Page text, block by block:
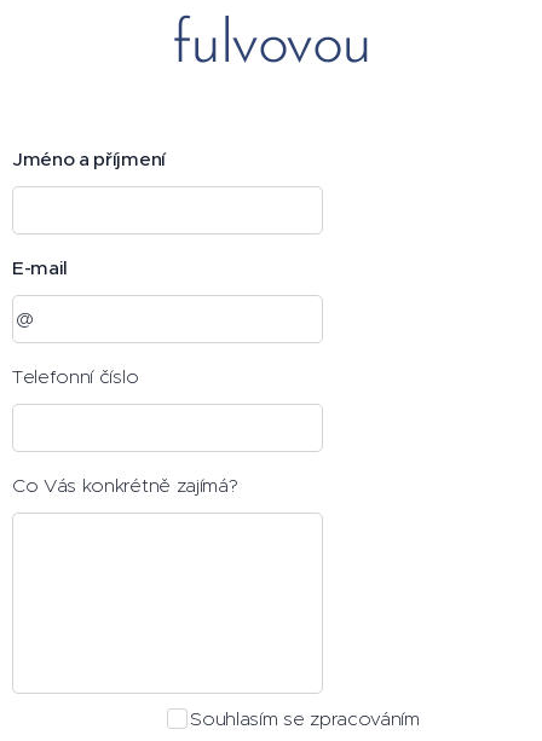
fulvovou
Jméno a příjmení
E-mail
Telefonní číslo
Co Vás konkrétně zajímá?
Souhlasím se zpracováním